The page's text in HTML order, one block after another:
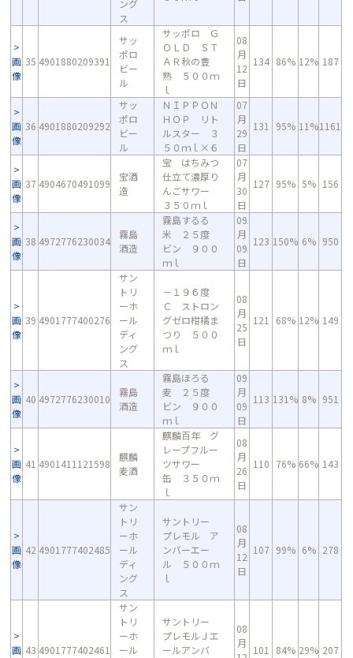
ング
ス
画
像
35 4901880209391
サッ
ポロ
ビー
ル
サッポロ Ｇ
ＯＬＤ ＳＴ
ＡＲ秋の豊
熟 ５００ｍ
ｌ
08
月
12
日
134 86% 12% 187
画
像
36 4901880209292
サッ
ポロ
ビー
ル
ＮＩＰＰＯＮ
ＨＯＰ リト
ルスター ３
５０ｍｌ×６
07
月
29
日
131 95% 11%1161
画
像
37 4904670491099
宝酒
造
宝 はちみつ
仕立て濃厚り
んごサワー
３５０ｍｌ
07
月
30
日
127 95% 5% 156
画
像
38 4972776230034
霧島
酒造
霧島するる
米 ２５度
ビン ９００
ｍｌ
09
月
09
日
123 150% 6% 950
画
像
39 4901777400276
サン
トリ
ーホ
ール
ディ
ング
ス
－１９６度
Ｃ ストロン
グゼロ柑橘ま
つり ５００
ｍｌ
08
月
25
日
121 68% 12% 149
画
像
40 4972776230010
霧島
酒造
霧島ほろる
麦 ２５度
ビン ９００
ｍｌ
09
月
09
日
113 131% 8% 951
画
像
41 4901411121598
麒麟
麦酒
麒麟百年 グ
レープフルー
ツサワー
缶 ３５０ｍ
ｌ
08
月
26
日
110 76% 66% 143
画
像
42 4901777402485
サン
トリ
ーホ
ール
ディ
ング
ス
サントリー
プレモル ア
ンバーエー
ル ５００ｍ
ｌ
08
月
12
日
107 99% 6% 278
画 43 4901777402461
サン
トリ
ーホ
ール
サントリー
プレモルＪエ
ールアンバ
08
月
101 84% 29% 207